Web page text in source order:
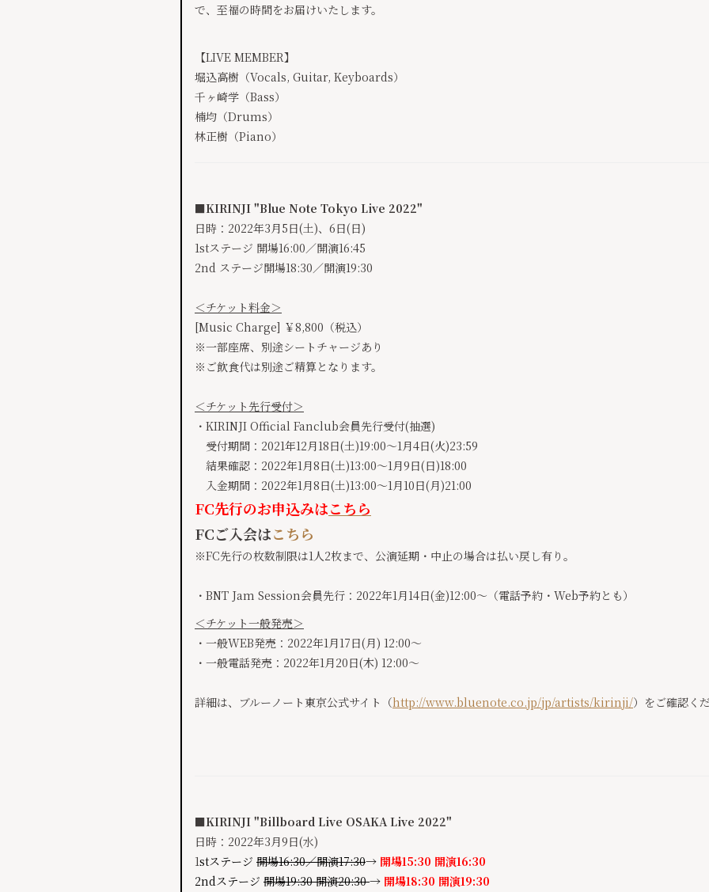
で、至福の時間をお届けいたします。
【LIVE MEMBER】
堀込高樹（Vocals, Guitar, Keyboards）
千ヶ崎学（Bass）
楠均（Drums）
林正樹（Piano）
■KIRINJI "Blue Note Tokyo Live 2022"
日時：2022年3月5日(土)、6日(日)
1stステージ 開場16:00／開演16:45
2nd ステージ開場18:30／開演19:30
＜チケット料金＞
​​[Music Charge] ￥8,800（税込）
※一部座席、別途シートチャージあり
※ご飲食代は別途ご精算となります。
＜チケット先行受付＞
・KIRINJI Official Fanclub会員先行受付(抽選)
受付期間：2021年12月18日(土)19:00～1月4日(火)23:59
結果確認：2022年1月8日(土)13:00～1月9日(日)18:00
入金期間：2022年1月8日(土)13:00～1月10日(月)21:00
FC先行のお申込みはこちら
FCご入会はこちら
※FC先行の枚数制限は1人2枚まで、公演延期・中止の場合は払い戻し有り。
・BNT Jam Session会員先行：2022年1月14日(金)12:00～（電話予約・Web予約とも）
＜チケット一般発売＞
・一般WEB発売：2022年1月17日(月) 12:00～
・一般電話発売：2022年1月20日(木) 12:00～
詳細は、ブルーノート東京公式サイト（http://www.bluenote.co.jp/jp/artists/kirinji/）をご確認く
■KIRINJI "Billboard Live OSAKA Live 2022"
日時：2022年3月9日(水)
1stステージ 開場16:30／開演17:30→ 開場15:30 開演16:30
2ndステージ 開場19:30 開演20:30→ 開場18:30 開演19:30